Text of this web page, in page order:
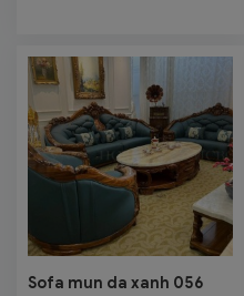
Sofa mun da xanh 056